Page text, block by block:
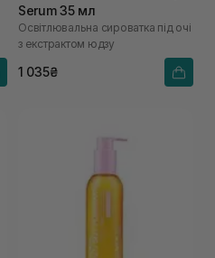
Serum 35 мл
Освітлювальна сироватка під очі
з екстрактом юдзу
1 035₴